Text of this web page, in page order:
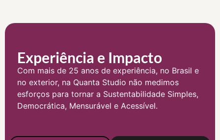
Experiência e Impacto
Com mais de 25 anos de experiência, no Brasil e
no exterior, na Quanta Studio não medimos
esforços para tornar a Sustentabilidade Simples,
Democrática, Mensurável e Acessível.